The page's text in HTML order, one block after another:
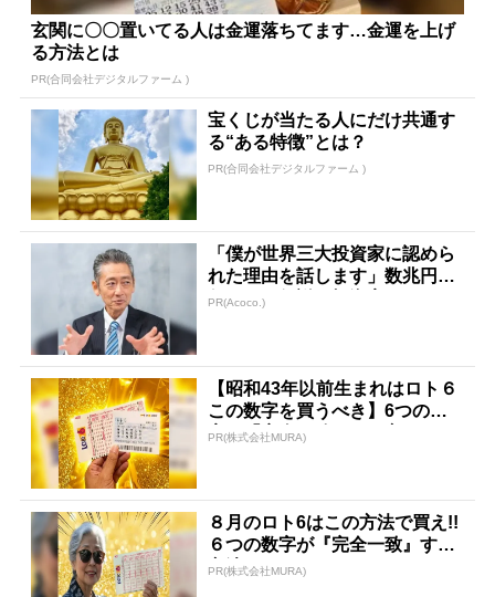
玄関に〇〇置いてる人は金運落ちてます…金運を上げ
る方法とは
PR(合同会社デジタルファーム )
宝くじが当たる人にだけ共通す
る“ある特徴”とは？
PR(合同会社デジタルファーム )
「僕が世界三大投資家に認めら
れた理由を話します」数兆円を
任された伝説の投資家
PR(Acoco.)
【昭和43年以前生まれはロト６
この数字を買うべき】6つの数
字が「完全一致」する方...
PR(株式会社MURA)
８月のロト6はこの方法で買え!!
６つの数字が『完全一致』する
方法
PR(株式会社MURA)